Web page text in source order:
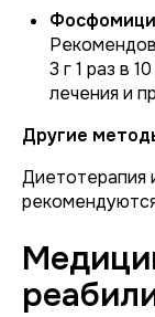
3 г 1 раз в
лечения и
Другие
Диетотерапия